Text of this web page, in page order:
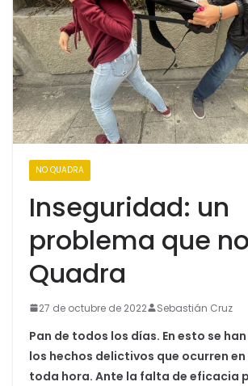
NO QUADRA
Inseguridad: un
problema que
Quadra
27 de octubre de 2022 Sebastián Cruz
Pan de todos los días. En esto se
los hechos delictivos que ocurren
toda hora. Ante la falta de eficacia